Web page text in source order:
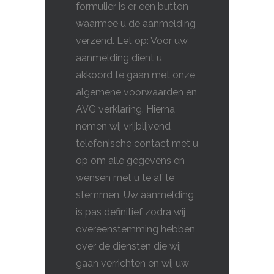
formulier is er een button
waarmee u de aanmelding
verzend. Let op: Voor uw
aanmelding dient u
akkoord te gaan met onze
algemene voorwaarden en
AVG verklaring. Hierna
nemen wij vrijblijvend
telefonische contact met u
op om alle gegevens en
wensen met u te af te
stemmen. Uw aanmelding
is pas definitief zodra wij
overeenstemming hebben
over de diensten die wij
gaan verrichten en wij uw